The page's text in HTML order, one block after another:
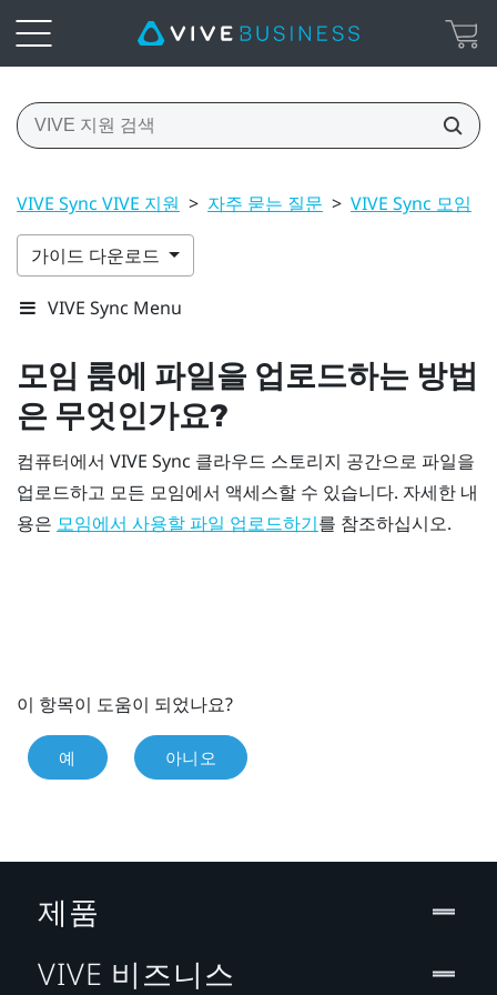
VIVE Sync VIVE 지원 > 자주 묻는 질문 > VIVE Sync 모임
가이드 다운로드
VIVE Sync Menu
모임 룸에 파일을 업로드하는 방법
은 무엇인가요?
컴퓨터에서 VIVE Sync 클라우드 스토리지 공간으로 파일을
업로드하고 모든 모임에서 액세스할 수 있습니다. 자세한 내
용은 모임에서 사용할 파일 업로드하기 를 참조하십시오.
이 항목이 도움이 되었나요?
예 아니오
제품
VIVE 비즈니스